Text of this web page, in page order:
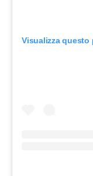
Visualizza questo